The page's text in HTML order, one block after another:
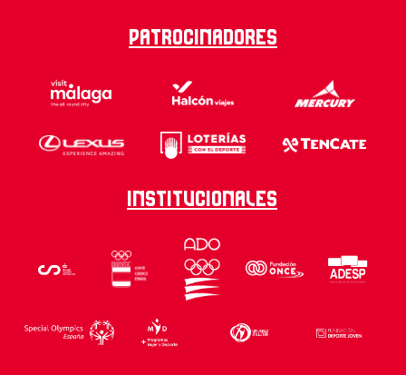
Patrocinadores
Institucionales